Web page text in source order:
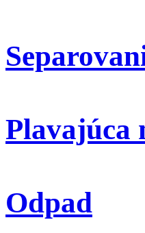
Plavajúca
Odpad